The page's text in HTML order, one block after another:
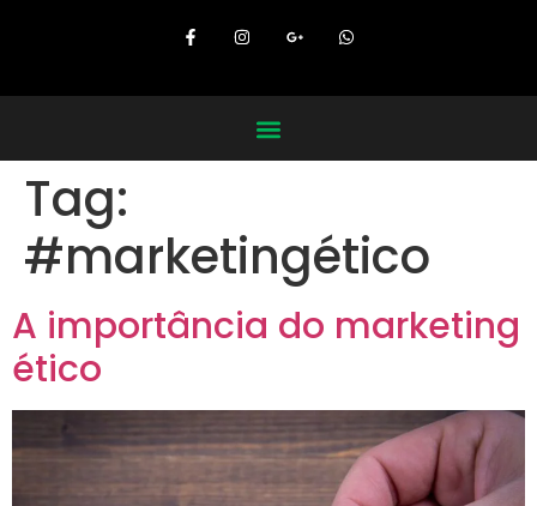
Tag:
#marketingético
A importância do marketing
ético